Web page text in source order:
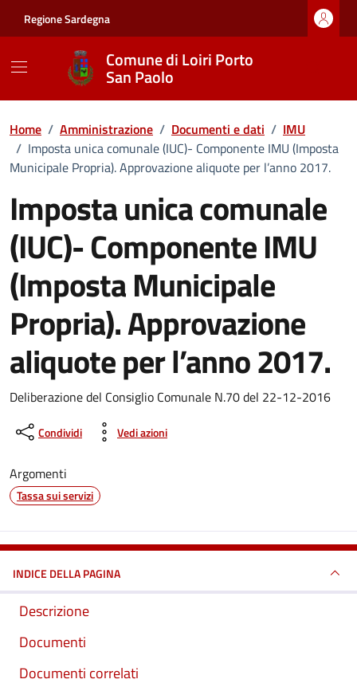
Regione Sardegna
Comune di Loiri Porto
San Paolo
Home / Amministrazione / Documenti e dati / IMU
/ Imposta unica comunale (IUC)- Componente IMU (Imposta
Municipale Propria). Approvazione aliquote per l’anno 2017.
Imposta unica comunale
(IUC)- Componente IMU
(Imposta Municipale
Propria). Approvazione
aliquote per l’anno 2017.
Dettagli del documento
Deliberazione del Consiglio Comunale N.70 del 22-12-2016
Condividi Vedi azioni
Argomenti
Tassa sui servizi
INDICE DELLA PAGINA
Descrizione
Documenti
Documenti correlati